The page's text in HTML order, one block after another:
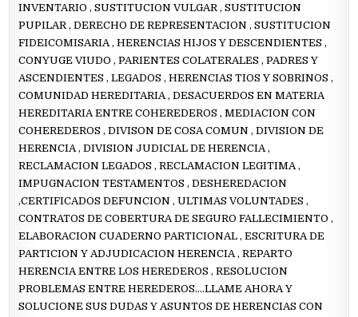
INVENTARIO , SUSTITUCION VULGAR , SUSTITUCION
PUPILAR , DERECHO DE REPRESENTACION , SUSTITUCION
FIDEICOMISARIA , HERENCIAS HIJOS Y DESCENDIENTES ,
CONYUGE VIUDO , PARIENTES COLATERALES , PADRES Y
ASCENDIENTES , LEGADOS , HERENCIAS TIOS Y SOBRINOS ,
COMUNIDAD HEREDITARIA , DESACUERDOS EN MATERIA
HEREDITARIA ENTRE COHEREDEROS , MEDIACION CON
COHEREDEROS , DIVISON DE COSA COMUN , DIVISION DE
HERENCIA , DIVISION JUDICIAL DE HERENCIA ,
RECLAMACION LEGADOS , RECLAMACION LEGITIMA ,
IMPUGNACION TESTAMENTOS , DESHEREDACION
,CERTIFICADOS DEFUNCION , ULTIMAS VOLUNTADES ,
CONTRATOS DE COBERTURA DE SEGURO FALLECIMIENTO ,
ELABORACION CUADERNO PARTICIONAL , ESCRITURA DE
PARTICION Y ADJUDICACION HERENCIA , REPARTO
HERENCIA ENTRE LOS HEREDEROS , RESOLUCION
PROBLEMAS ENTRE HEREDEROS….LLAME AHORA Y
SOLUCIONE SUS DUDAS Y ASUNTOS DE HERENCIAS CON